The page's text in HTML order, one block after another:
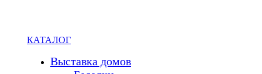
КАТАЛОГ
Выставка домов